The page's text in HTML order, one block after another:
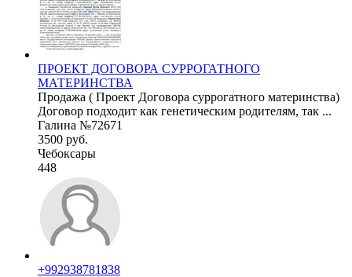
ПРОЕКТ ДОГОВОРА СУРРОГАТНОГО
МАТЕРИНСТВА
Продажа ( Проект Договора суррогатного материнства)
Договор подходит как генетическим родителям, так ...
Галина №72671
3500 руб.
Чебоксары
448
+992938781838